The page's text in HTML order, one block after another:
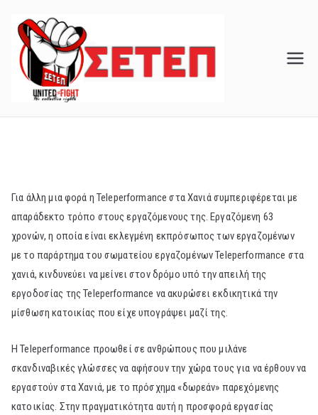
content
Για άλλη μια φορά η Teleperformance στα Χανιά συμπεριφέρεται με
απαράδεκτο τρόπο στους εργαζόμενους της. Εργαζόμενη 63
χρονών, η οποία είναι εκλεγμένη εκπρόσωπος των εργαζομένων
με το παράρτημα του σωματείου εργαζομένων Teleperformance στα
χανιά, κινδυνεύει να μείνει στον δρόμο υπό την απειλή της
εργοδοσίας της Teleperformance να ακυρώσει εκδικητικά την
μίσθωση κατοικίας που είχε υπογράψει μαζί της.
Η Teleperformance προωθεί σε ανθρώπους που μιλάνε
σκανδιναβικές γλώσσες να αφήσουν την χώρα τους για να έρθουν να
εργαστούν στα Χανιά, με το πρόσχημα «δωρεάν» παρεχόμενης
κατοικίας. Στην πραγματικότητα αυτή η προσφορά εργασίας